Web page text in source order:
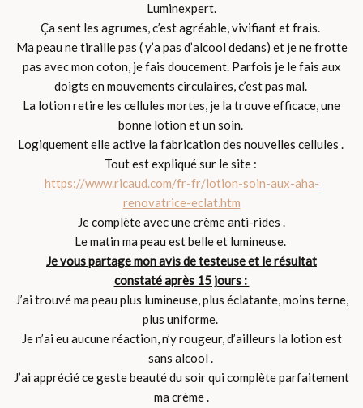
Luminexpert.
Ça sent les agrumes, c’est agréable, vivifiant et frais.
Ma peau ne tiraille pas ( y’a pas d’alcool dedans) et je ne frotte
pas avec mon coton, je fais doucement. Parfois je le fais aux
doigts en mouvements circulaires, c’est pas mal.
La lotion retire les cellules mortes, je la trouve efficace, une
bonne lotion et un soin.
Logiquement elle active la fabrication des nouvelles cellules .
Tout est expliqué sur le site :
https://www.ricaud.com/fr-fr/lotion-soin-aux-aha-
renovatrice-eclat.htm
Je complète avec une crème anti-rides .
Le matin ma peau est belle et lumineuse.
Je vous partage mon avis de testeuse et le résultat
constaté après 15 jours :
J’ai trouvé ma peau plus lumineuse, plus éclatante, moins terne,
plus uniforme.
Je n’ai eu aucune réaction, n’y rougeur, d’ailleurs la lotion est
sans alcool .
J’ai apprécié ce geste beauté du soir qui complète parfaitement
ma crème .